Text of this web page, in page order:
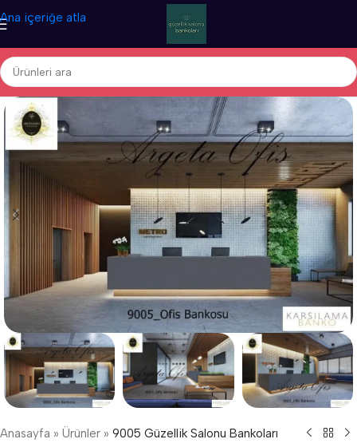
Ana içeriğe atla
Anasayfa » Ürünler » 9005 Güzellik Salonu Bankoları